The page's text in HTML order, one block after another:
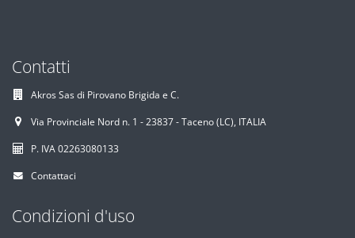
Contatti
Akros Sas di Pirovano Brigida e C.
Via Provinciale Nord n. 1 - 23837 - Taceno (LC), ITALIA
P. IVA 02263080133
Contattaci
Condizioni d'uso